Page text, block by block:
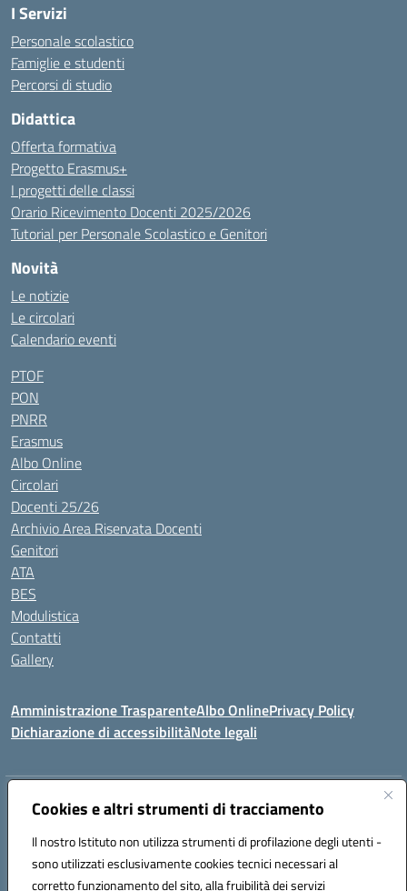
Cookies e altri strumenti di tracciamento
Il nostro Istituto non utilizza strumenti di profilazione degli utenti -
sono utilizzati esclusivamente cookies tecnici necessari al
corretto funzionamento del sito, alla fruibilità dei servizi
I Servizi
Personale scolastico
Famiglie e studenti
Percorsi di studio
Didattica
Offerta formativa
Progetto Erasmus+
I progetti delle classi
Orario Ricevimento Docenti 2025/2026
Tutorial per Personale Scolastico e Genitori
Novità
Le notizie
Le circolari
Calendario eventi
PTOF
PON
PNRR
Erasmus
Albo Online
Circolari
Docenti 25/26
Archivio Area Riservata Docenti
Genitori
ATA
BES
Modulistica
Contatti
Gallery
Amministrazione TrasparenteAlbo OnlinePrivacy Policy
Dichiarazione di accessibilitàNote legali
Indirizzo:Via Coniugi Crigna – Cap. 89861 – Tropea (VV)
Posta elettronica certificata (PEC):vvic82200d@pec.istruzione.it
Codice fiscale: 96012410799